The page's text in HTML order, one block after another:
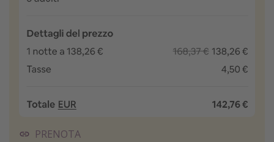
PRENOTA